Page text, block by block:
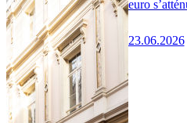
euro
23.06.2026